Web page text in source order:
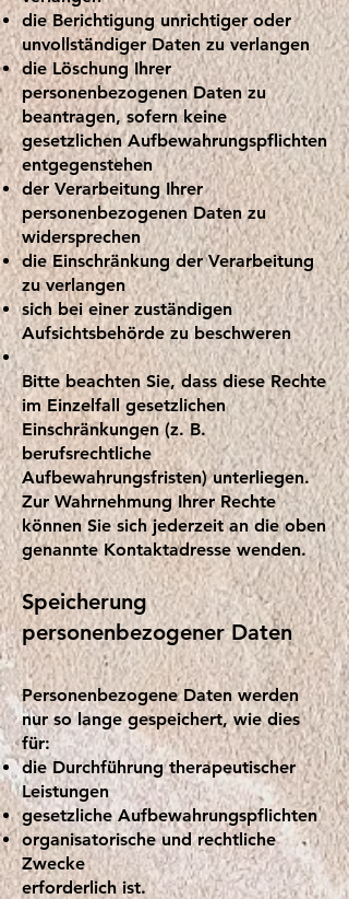
die Berichtigung unrichtiger oder
unvollständiger Daten zu verlangen
die Löschung Ihrer
personenbezogenen Daten zu
beantragen, sofern keine
gesetzlichen Aufbewahrungspflichten
entgegenstehen
der Verarbeitung Ihrer
personenbezogenen Daten zu
widersprechen
die Einschränkung der Verarbeitung
zu verlangen
sich bei einer zuständigen
Aufsichtsbehörde zu beschweren
Bitte beachten Sie, dass diese Rechte
im Einzelfall gesetzlichen
Einschränkungen (z. B.
berufsrechtliche
Aufbewahrungsfristen) unterliegen.
Zur Wahrnehmung Ihrer Rechte
können Sie sich jederzeit an die oben
genannte Kontaktadresse wenden.
Speicherung
personenbezogener Daten
Personenbezogene Daten werden
nur so lange gespeichert, wie dies
für:
die Durchführung therapeutischer
Leistungen
gesetzliche Aufbewahrungspflichten
organisatorische und rechtliche
Zwecke
erforderlich ist.